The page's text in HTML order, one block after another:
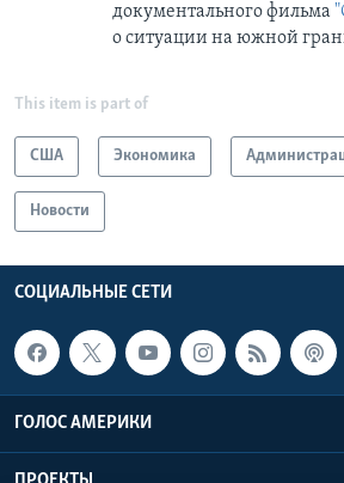
документального фильма
о ситуации на южной
This item is part of
США Экономика
Новости
СОЦИАЛЬНЫЕ СЕТИ
ГОЛОС АМЕРИКИ